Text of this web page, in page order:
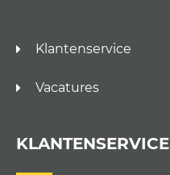
Klantenservice
Vacatures
KLANTENSERVICE